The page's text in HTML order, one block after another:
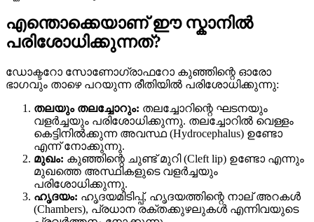
എന്തൊക്കെയാണ് ഈ സ്കാനിൽ
പരിശോധിക്കുന്നത്?
ഡോക്ടറോ സോണോഗ്രാഫറോ കുഞ്ഞിന്റെ ഓരോ
ഭാഗവും താഴെ പറയുന്ന രീതിയിൽ പരിശോധിക്കുന്നു:
തലയും തലച്ചോറും: തലച്ചോറിന്റെ ഘടനയും
വളർച്ചയും പരിശോധിക്കുന്നു. തലച്ചോറിൽ വെള്ളം
കെട്ടിനിൽക്കുന്ന അവസ്ഥ (Hydrocephalus) ഉണ്ടോ
എന്ന് നോക്കുന്നു.
മുഖം: കുഞ്ഞിന്റെ ചുണ്ട് മുറി (Cleft lip) ഉണ്ടോ എന്നും
മുഖത്തെ അസ്ഥികളുടെ വളർച്ചയും
പരിശോധിക്കുന്നു.
ഹൃദയം: ഹൃദയമിടിപ്പ്, ഹൃദയത്തിന്റെ നാല് അറകൾ
(Chambers), പ്രധാന രക്തക്കുഴലുകൾ എന്നിവയുടെ